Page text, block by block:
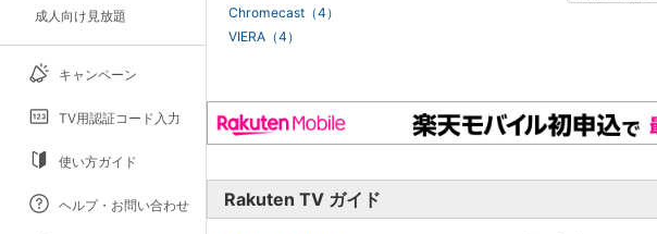
成人向け見放題
キャンペーン
TV用認証コード入力
使い方ガイド
ヘルプ・お問い合わせ
Chromecast（4）
VIERA（4）
Rakuten TV ガイド